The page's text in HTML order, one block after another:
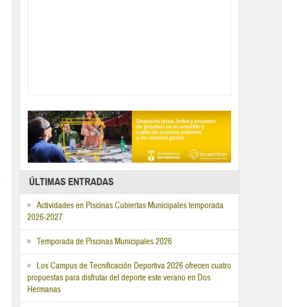
ÚLTIMAS ENTRADAS
Actividades en Piscinas Cubiertas Municipales temporada
2026-2027
Temporada de Piscinas Municipales 2026
Los Campus de Tecnificación Deportiva 2026 ofrecen cuatro
propuestas para disfrutar del deporte este verano en Dos
Hermanas